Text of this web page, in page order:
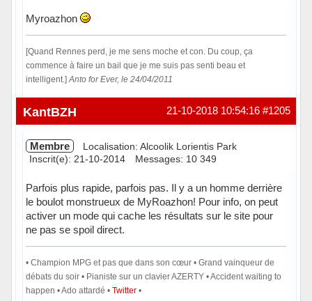
Myroazhon
[Quand Rennes perd, je me sens moche et con. Du coup, ça
commence à faire un bail que je me suis pas senti beau et
intelligent.] Anto for Ever, le 24/04/2011
Hors ligne #1205
21-10-2018 10:54:16
KantBZH
Membre
Localisation: Alcoolik Lorientis Park
Inscrit(e): 21-10-2014
Messages: 10 349
Parfois plus rapide, parfois pas. Il y a un homme derrière
le boulot monstrueux de MyRoazhon! Pour info, on peut
activer un mode qui cache les résultats sur le site pour
ne pas se spoil direct.
• Champion MPG et pas que dans son cœur • Grand vainqueur de
débats du soir • Pianiste sur un clavier AZERTY • Accident waiting to
happen • Ado attardé • Twitter•